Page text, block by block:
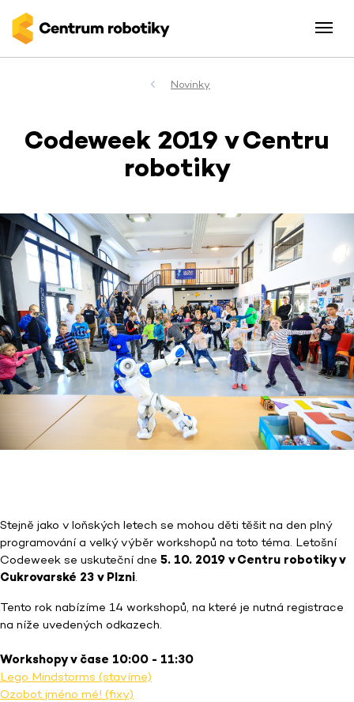
Novinky
Codeweek 2019 v Centru
robotiky
Stejně jako v loňských letech se mohou děti těšit na den plný
programování a velký výběr workshopů na toto téma. Letošní
Codeweek se uskuteční dne 5. 10. 2019 v Centru robotiky v
Cukrovarské 23 v Plzni
Tento rok nabízíme 14 workshopů, na které je nutná registrace
na níže uvedených odkazech.
Workshopy v čase 10:00 - 11:30
Lego Mindstorms (stavíme)
Ozobot jméno mé! (fixy)